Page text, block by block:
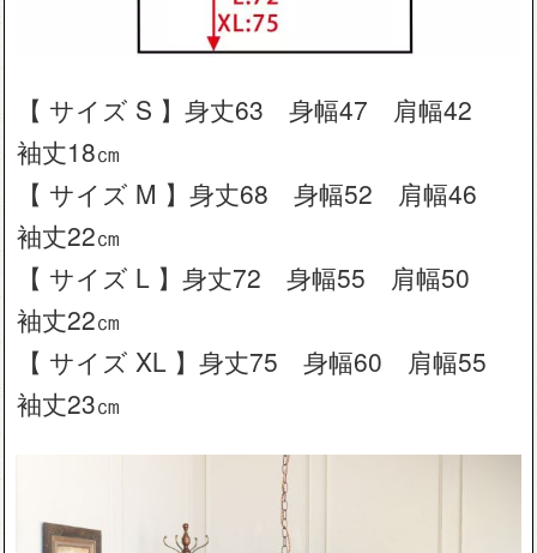
【 サイズ S 】身丈63 身幅47 肩幅42
袖丈18㎝
【 サイズ M 】身丈68 身幅52 肩幅46
袖丈22㎝
【 サイズ L 】身丈72 身幅55 肩幅50
袖丈22㎝
【 サイズ XL 】身丈75 身幅60 肩幅55
袖丈23㎝